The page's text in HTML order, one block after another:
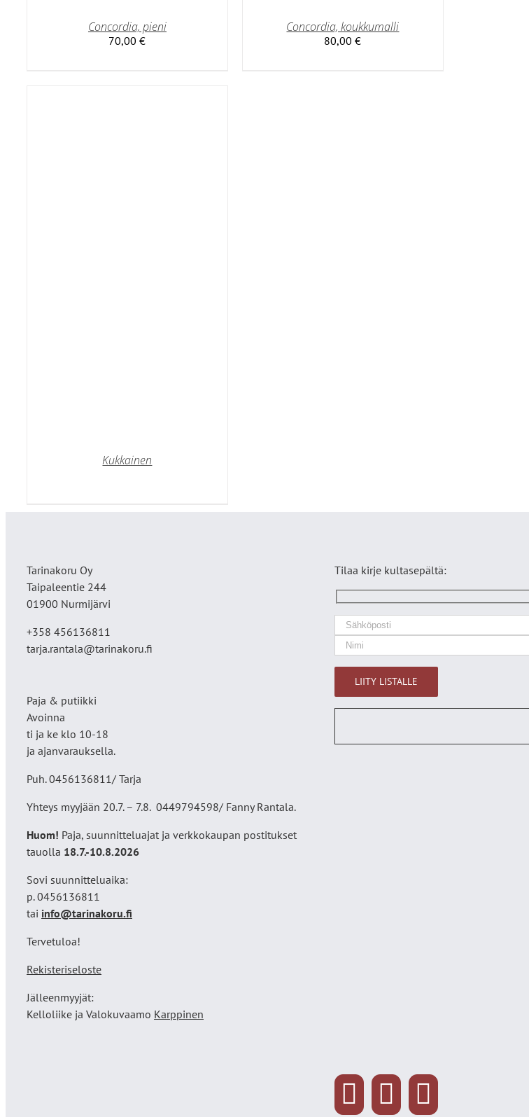
Concordia, pieni
70,00€
Concordia, koukkumalli
80,00€
Kukkainen
Tarinakoru Oy
Taipaleentie 244
01900 Nurmijärvi
+358 456136811
tarja.rantala@tarinakoru.fi
Paja & putiikki
Avoinna
ti ja ke klo 10-18
ja ajanvarauksella.
Puh. 0456136811/ Tarja
Yhteys myyjään 20.7. – 7.8. 0449794598/ Fanny Rantala.
Huom! Paja, suunnitteluajat ja verkkokaupan postitukset
tauolla 18.7.-10.8.2026
Sovi suunnitteluaika:
p. 0456136811
tai info@tarinakoru.fi
Tervetuloa!
Rekisteriseloste
Jälleenmyyjät:
Kelloliike ja Valokuvaamo Karppinen
Tilaa kirje kultasepältä: